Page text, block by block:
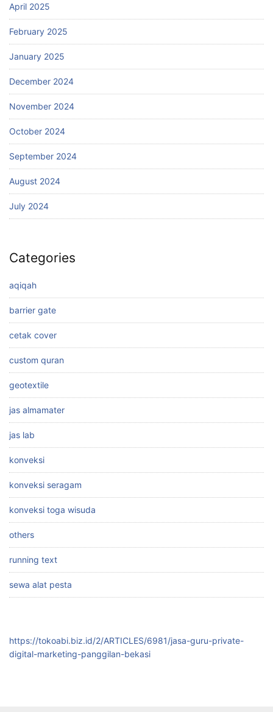
April 2025
February 2025
January 2025
December 2024
November 2024
October 2024
September 2024
August 2024
July 2024
Categories
aqiqah
barrier gate
cetak cover
custom quran
geotextile
jas almamater
jas lab
konveksi
konveksi seragam
konveksi toga wisuda
others
running text
sewa alat pesta
https://tokoabi.biz.id/2/ARTICLES/6981/jasa-guru-private-
digital-marketing-panggilan-bekasi